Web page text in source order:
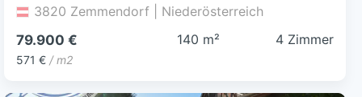
3820 Zemmendorf | Niederösterreich
79.900 €
571 € / m2
140 m² 4 Zimmer